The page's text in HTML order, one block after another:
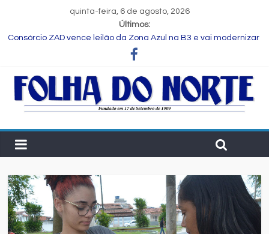
quinta-feira, 6 de agosto, 2026
Últimos:
Consórcio ZAD vence leilão da Zona Azul na B3 e vai modernizar
estacionamento rotativo de Feira de Santana
oficina pedagógica
Estudante de Salvador é selecionada para intercâmbio em
tecnologia na China
objetivo de fortalecer o setor na Bahia
Nordeste deve produzir mais de 1 milhão de toneladas de
algodão pela primeira vez, aponta Etene